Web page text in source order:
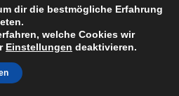
Kuhn Satteldorf
dir die bestmögliche Erfahrung
welche Cookies wir
Einstellungen deaktivieren.